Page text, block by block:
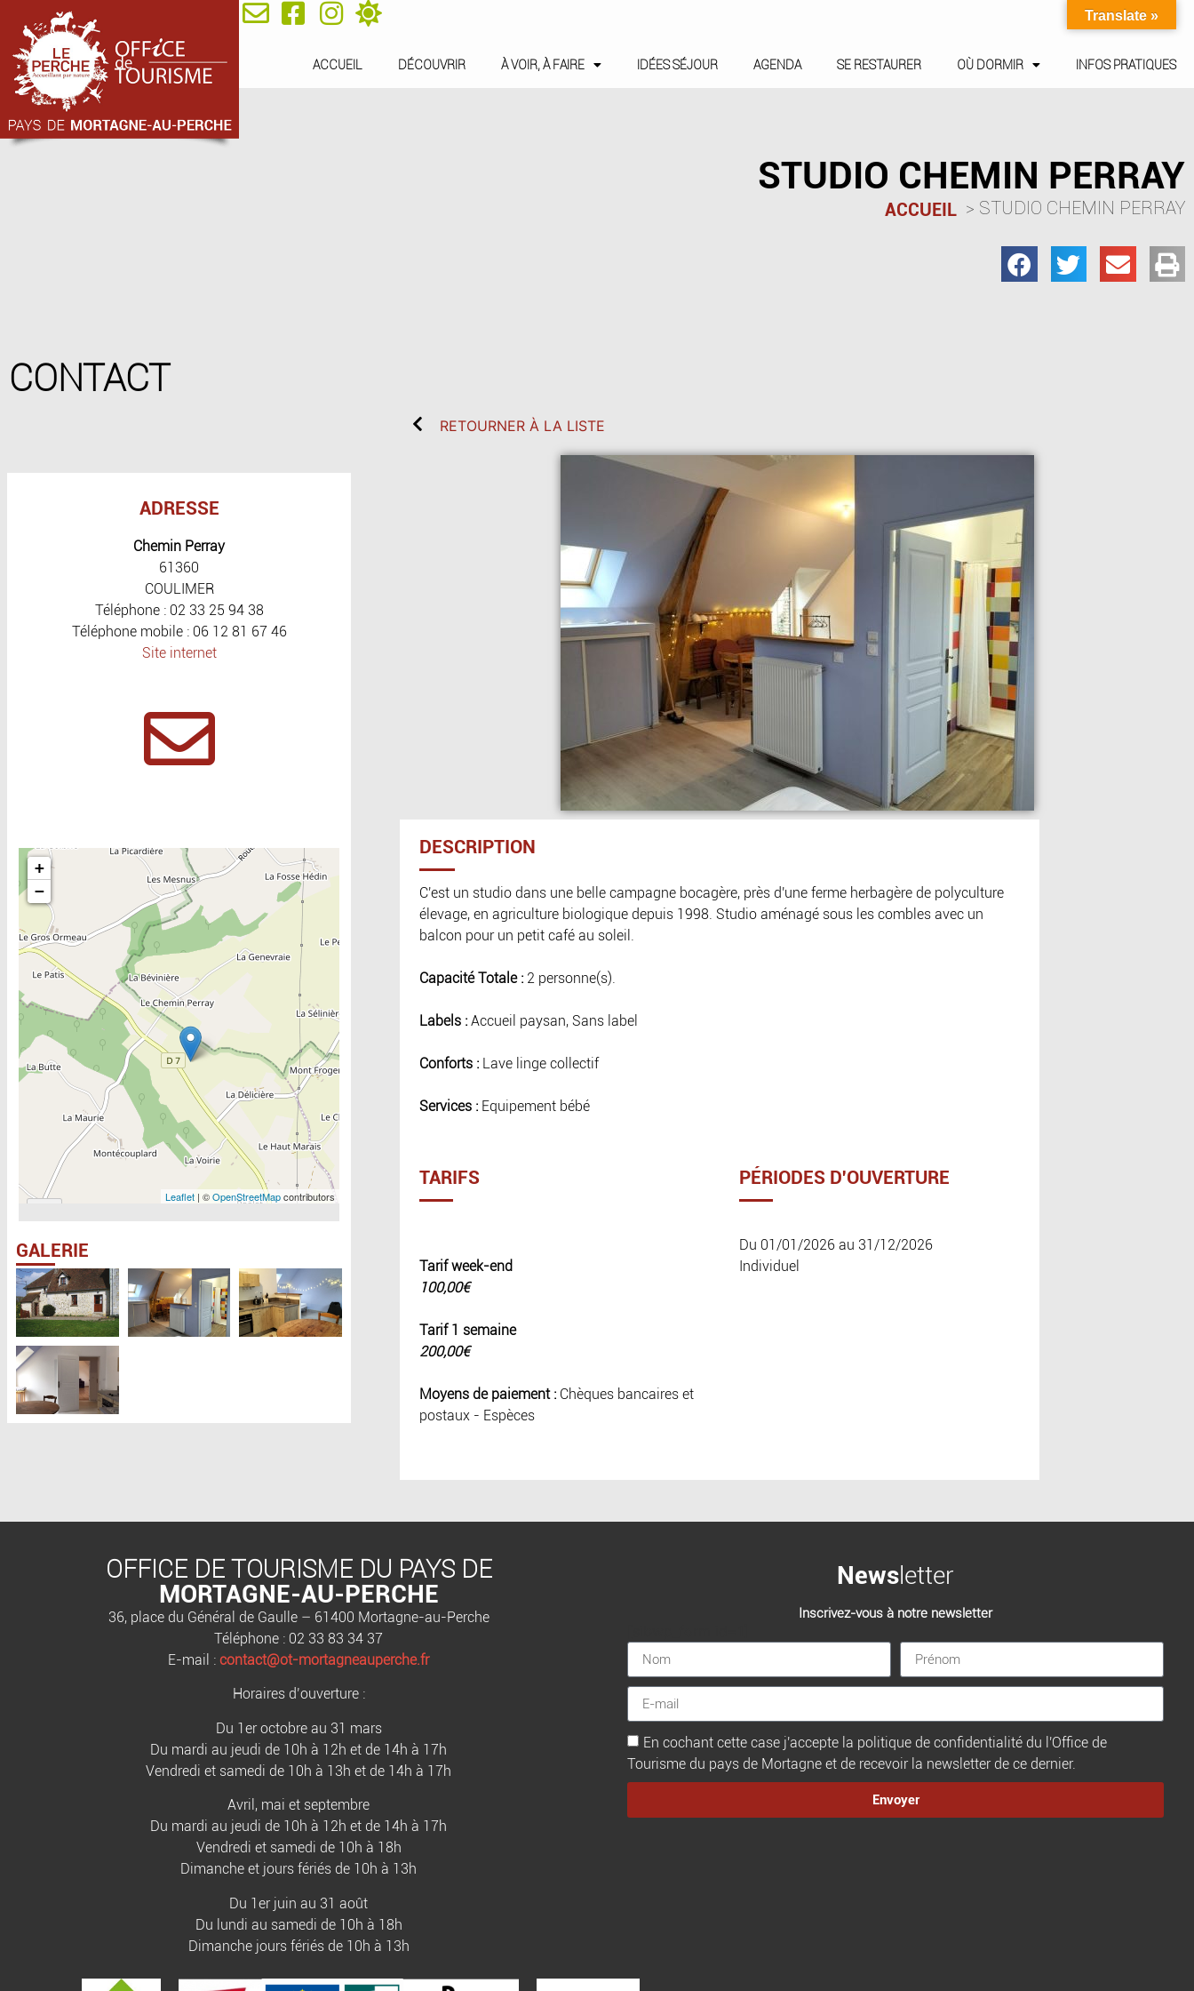
ACCUEIL DÉCOUVRIR À VOIR, À FAIRE IDÉES SÉJOUR AGENDA SE RESTAURER OÙ DORMIR INFOS PRATIQUES
STUDIO CHEMIN PERRAY
ACCUEIL STUDIO CHEMIN PERRAY
CONTACT
ADRESSE
Chemin Perray
61360
COULIMER
Téléphone : 02 33 25 94 38
Téléphone mobile : 06 12 81 67 46
Site internet
Include la carte
+
−
Leaflet | ©OpenStreetMapcontributors
GALERIE
RETOURNER À LA LISTE
DESCRIPTION
C'est un studio dans une belle campagne bocagère, près d'une ferme herbagère de polyculture
élevage, en agriculture biologique depuis 1998. Studio aménagé sous les combles avec un
balcon pour un petit café au soleil.
Capacité Totale : 2 personne(s).
Labels : Accueil paysan, Sans label
Conforts : Lave linge collectif
Services : Equipement bébé
TARIFS
Tarif week-end
100,00€
Tarif 1 semaine
200,00€
Moyens de paiement : Chèques bancaires et
postaux - Espèces
PÉRIODES D'OUVERTURE
Du 01/01/2026 au 31/12/2026
Individuel
OFFICE DE TOURISME DU PAYS DE
MORTAGNE-AU-PERCHE
36, place du Général de Gaulle – 61400 Mortagne-au-Perche
Téléphone : 02 33 83 34 37
E-mail : contact@ot-mortagneauperche.fr
Horaires d’ouverture :
Du 1er octobre au 31 mars
Du mardi au jeudi de 10h à 12h et de 14h à 17h
Vendredi et samedi de 10h à 13h et de 14h à 17h
Avril, mai et septembre
Du mardi au jeudi de 10h à 12h et de 14h à 17h
Vendredi et samedi de 10h à 18h
Dimanche et jours fériés de 10h à 13h
Du 1er juin au 31 août
Du lundi au samedi de 10h à 18h
Dimanche jours fériés de 10h à 13h
Newsletter
Inscrivez-vous à notre newsletter
En cochant cette case j'accepte la politique de confidentialité du l'Office de
Tourisme du pays de Mortagne et de recevoir la newsletter de ce dernier.
Envoyer
Translate »